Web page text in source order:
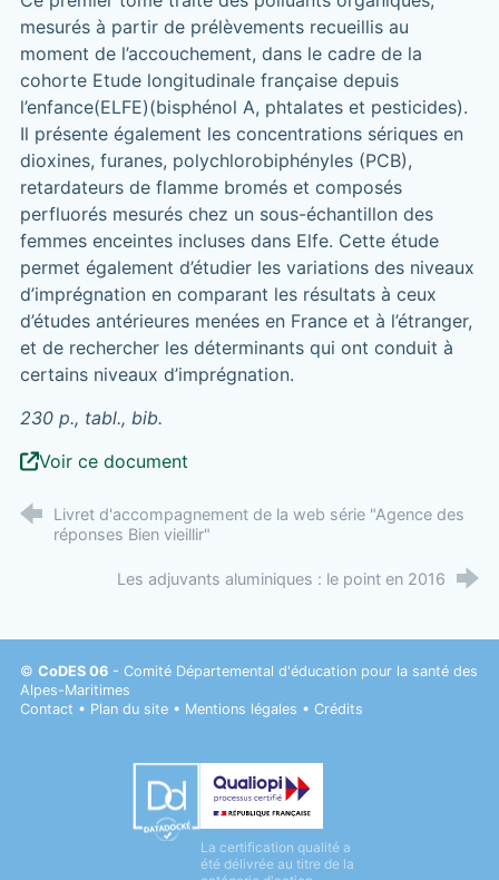
mesurés à partir de prélèvements recueillis au
moment de l’accouchement, dans le cadre de la
cohorte Etude longitudinale française depuis
l’enfance(ELFE)(bisphénol A, phtalates et pesticides).
Il présente également les concentrations sériques en
dioxines, furanes, polychlorobiphényles (PCB),
retardateurs de flamme bromés et composés
perfluorés mesurés chez un sous-échantillon des
femmes enceintes incluses dans Elfe. Cette étude
permet également d’étudier les variations des niveaux
d’imprégnation en comparant les résultats à ceux
d’études antérieures menées en France et à l’étranger,
et de rechercher les déterminants qui ont conduit à
certains niveaux d’imprégnation.
230 p., tabl., bib.
Voir ce document
Livret d'accompagnement de la web série "Agence des
réponses Bien vieillir"
Les adjuvants aluminiques : le point en 2016
© CoDES 06- Comité Départemental d'éducation pour la santé des
Alpes-Maritimes
Contact • Plan du site• Mentions légales • Crédits
Datadock
Qualiopi
La certification qualité a
été délivrée au titre de la